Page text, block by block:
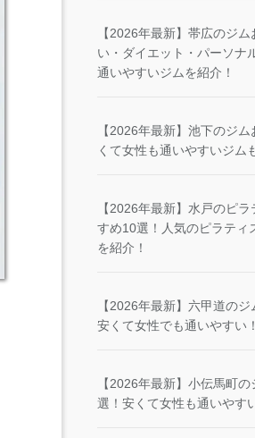
【2026年最新】帯広のジ
い・ダイエット・パーソナ
通いやすいジムを紹介！
【2026年最新】池下のジ
くて女性も通いやすいジム
【2026年最新】水戸のピ
すめ10選！人気のピラティ
を紹介！
【2026年最新】六甲道のジ
安くて女性でも通いやすい！
【2026年最新】小伝馬町
選！安くて女性も通いやす